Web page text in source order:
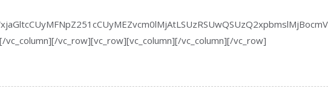
vc_row][vc_row][vc_column][/vc_column][/vc_row]